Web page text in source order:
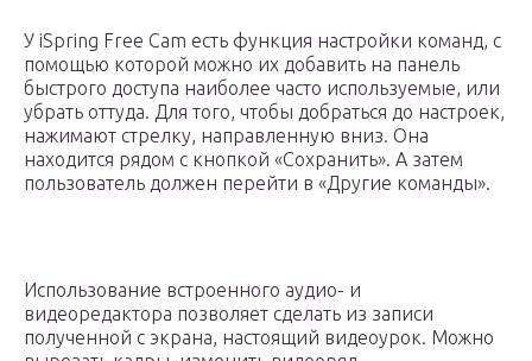
У iSpring Free Cam есть функция настройки команд, с
помощью которой можно их добавить на панель
быстрого доступа наиболее часто используемые, или
убрать оттуда. Для того, чтобы добраться до настроек,
нажимают стрелку, направленную вниз. Она
находится рядом с кнопкой «Сохранить». А затем
пользователь должен перейти в «Другие команды».
Использование встроенного аудио- и
видеоредактора позволяет сделать из записи
полученной с экрана, настоящий видеоурок. Можно